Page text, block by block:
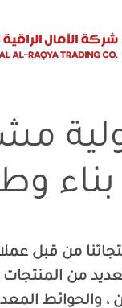
من قبل
من المنتجات
، والحوائط